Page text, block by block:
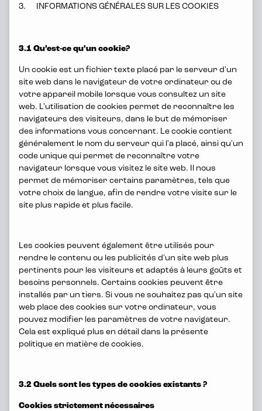
Nous demandons beaucoup de vous,
mais vous obtenez quelque chose en
retour : un salaire attrayant avec des
avantages intéressants (plan
cafétaria, chèques repas,
assurances, budget smartphone,
etc.), possibilité de télétravail, et un
plan de formation ambitieux.
Vous travaillez dans le bâtiment de
3. INFORMATIONS GÉNÉRALES SUR LES COOKIES
3.1 Qu’est-ce qu’un cookie?
Un cookie est un fichier texte placé par le serveur d'un
site web dans le navigateur de votre ordinateur ou de
votre appareil mobile lorsque vous consultez un site
web. L'utilisation de cookies permet de reconnaître les
navigateurs des visiteurs, dans le but de mémoriser
des informations vous concernant. Le cookie contient
généralement le nom du serveur qui l'a placé, ainsi qu'un
code unique qui permet de reconnaître votre
navigateur lorsque vous visitez le site web. Il nous
permet de mémoriser certains paramètres, tels que
votre choix de langue, afin de rendre votre visite sur le
site plus rapide et plus facile.
Les cookies peuvent également être utilisés pour
rendre le contenu ou les publicités d'un site web plus
pertinents pour les visiteurs et adaptés à leurs goûts et
besoins personnels. Certains cookies peuvent être
installés par un tiers. Si vous ne souhaitez pas qu'un site
web place des cookies sur votre ordinateur, vous
pouvez modifier les paramètres de votre navigateur.
Cela est expliqué plus en détail dans la présente
politique en matière de cookies.
3.2 Quels sont les types de cookies existants ?
Cookies strictement nécessaires